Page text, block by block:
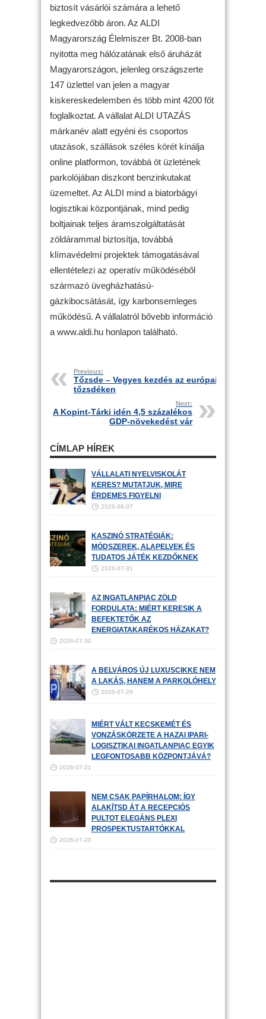
biztosít vásárlói számára a lehető
legkedvezőbb áron. Az ALDI
Magyarország Élelmiszer Bt. 2008-ban
nyitotta meg hálózatának első áruházát
Magyarországon, jelenleg országszerte
147 üzlettel van jelen a magyar
kiskereskedelemben és több mint 4200 főt
foglalkoztat. A vállalat ALDI UTAZÁS
márkanév alatt egyéni és csoportos
utazások, szállások széles körét kínálja
online platformon, továbbá öt üzletének
parkolójában diszkont benzinkutakat
üzemeltet. Az ALDI mind a biatorbágyi
logisztikai központjának, mind pedig
boltjainak teljes áramszolgáltatását
zöldárammal biztosítja, továbbá
klímavédelmi projektek támogatásával
ellentételezi az operatív működéséből
származó üvegházhatású-
gázkibocsátását, így karbonsemleges
működésű. A vállalatról bővebb információ
a www.aldi.hu honlapon található.
Previous:
Tőzsde – Vegyes kezdés az európai
tőzsdéken
Next:
A Kopint-Tárki idén 4,5 százalékos
GDP-növekedést vár
CÍMLAP HÍREK
VÁLLALATI NYELVISKOLÁT
KERES? MUTATJUK, MIRE
ÉRDEMES FIGYELNI
2026-08-07
KASZINÓ STRATÉGIÁK:
MÓDSZEREK, ALAPELVEK ÉS
TUDATOS JÁTÉK KEZDŐKNEK
2026-07-31
AZ INGATLANPIAC ZÖLD
FORDULATA: MIÉRT KERESIK A
BEFEKTETŐK AZ
ENERGIATAKARÉKOS HÁZAKAT?
2026-07-30
A BELVÁROS ÚJ LUXUSCIKKE NEM
A LAKÁS, HANEM A PARKOLÓHELY
2026-07-29
MIÉRT VÁLT KECSKEMÉT ÉS
VONZÁSKÖRZETE A HAZAI IPARI-
LOGISZTIKAI INGATLANPIAC EGYIK
LEGFONTOSABB KÖZPONTJÁVÁ?
2026-07-21
NEM CSAK PAPÍRHALOM: ÍGY
ALAKÍTSD ÁT A RECEPCIÓS
PULTOT ELEGÁNS PLEXI
PROSPEKTUSTARTÓKKAL
2026-07-20